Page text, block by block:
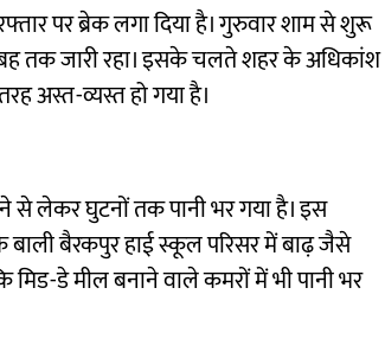
पर ब्रेक लगा दिया है। गुरुवार शाम से शुरू
तक जारी रहा। इसके चलते शहर के अधिकांश
अस्त-व्यस्त हो गया है।
लेकर घुटनों तक पानी भर गया है। इस
बाली बैरकपुर हाई स्कूल परिसर में बाढ़ जैसे
डे मील बनाने वाले कमरों में भी पानी भर